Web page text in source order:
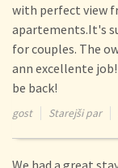
with perfect view
apartements.It's
for couples. The
ann excellente job!
be back!
gost Starejši par
We had a great